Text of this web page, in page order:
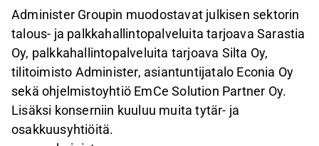
Administer Groupin muodostavat julkisen sektorin
talous- ja palkkahallintopalveluita tarjoava Sarastia
Oy, palkkahallintopalveluita tarjoava Silta Oy,
tilitoimisto Administer, asiantuntijatalo Econia Oy
sekä ohjelmistoyhtiö EmCe Solution Partner Oy.
Lisäksi konserniin kuuluu muita tytär- ja
osakkuusyhtiöitä.